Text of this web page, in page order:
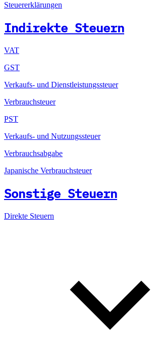
Steuererklärungen
Indirekte Steuern
VAT
GST
Verkaufs- und Dienstleistungssteuer
Verbrauchsteuer
PST
Verkaufs- und Nutzungssteuer
Verbrauchsabgabe
Japanische Verbrauchsteuer
Sonstige Steuern
Direkte Steuern